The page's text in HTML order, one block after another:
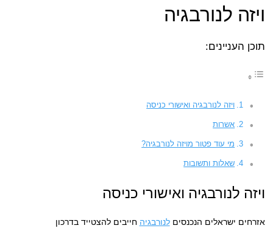
ויזה לנורבגיה
תוכן העניינים:
ויזה לנורבגיה ואישורי כניסה
אשרות
מי עוד פטור מויזה לנורבגיה?
שאלות ותשובות
ויזה לנורבגיה ואישורי כניסה
אזרחים ישראלים הנכנסיםלנורבגיה חייבים להצטייד בדרכון